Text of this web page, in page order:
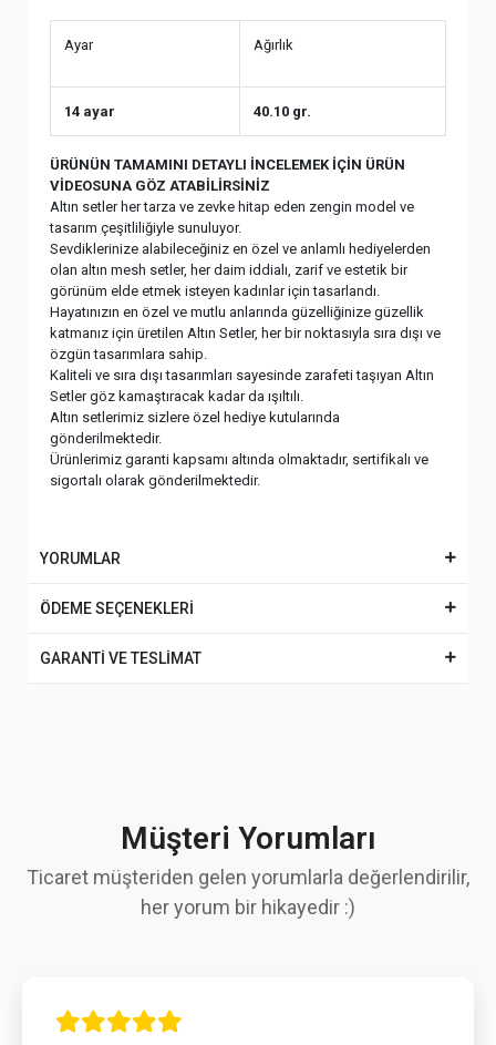
Ayar Ağırlık
14 ayar 40.10 gr.
ÜRÜNÜN TAMAMINI DETAYLI İNCELEMEK İÇİN ÜRÜN
VİDEOSUNA GÖZ ATABİLİRSİNİZ
Altın setler her tarza ve zevke hitap eden zengin model ve
tasarım çeşitliliğiyle sunuluyor.
Sevdiklerinize alabileceğiniz en özel ve anlamlı hediyelerden
olan altın mesh setler, her daim iddialı, zarif ve estetik bir
görünüm elde etmek isteyen kadınlar için tasarlandı.
Hayatınızın en özel ve mutlu anlarında güzelliğinize güzellik
katmanız için üretilen Altın Setler, her bir noktasıyla sıra dışı ve
özgün tasarımlara sahip.
Kaliteli ve sıra dışı tasarımları sayesinde zarafeti taşıyan Altın
Setler göz kamaştıracak kadar da ışıltılı.
Altın setlerimiz sizlere özel hediye kutularında
gönderilmektedir.
Ürünlerimiz garanti kapsamı altında olmaktadır, sertifikalı ve
sigortalı olarak gönderilmektedir.
YORUMLAR
ÖDEME SEÇENEKLERİ
GARANTİ VE TESLİMAT
Müşteri Yorumları
Ticaret müşteriden gelen yorumlarla değerlendirilir,
her yorum bir hikayedir :)